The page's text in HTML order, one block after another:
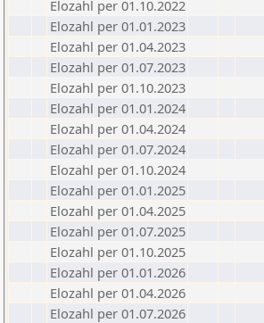
Elozahl per 01.10.2022
Elozahl per 01.01.2023
Elozahl per 01.04.2023
Elozahl per 01.07.2023
Elozahl per 01.10.2023
Elozahl per 01.01.2024
Elozahl per 01.04.2024
Elozahl per 01.07.2024
Elozahl per 01.10.2024
Elozahl per 01.01.2025
Elozahl per 01.04.2025
Elozahl per 01.07.2025
Elozahl per 01.10.2025
Elozahl per 01.01.2026
Elozahl per 01.04.2026
Elozahl per 01.07.2026